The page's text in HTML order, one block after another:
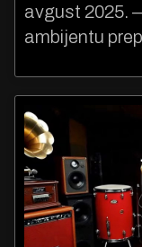
avgust 2025.
ambijentu